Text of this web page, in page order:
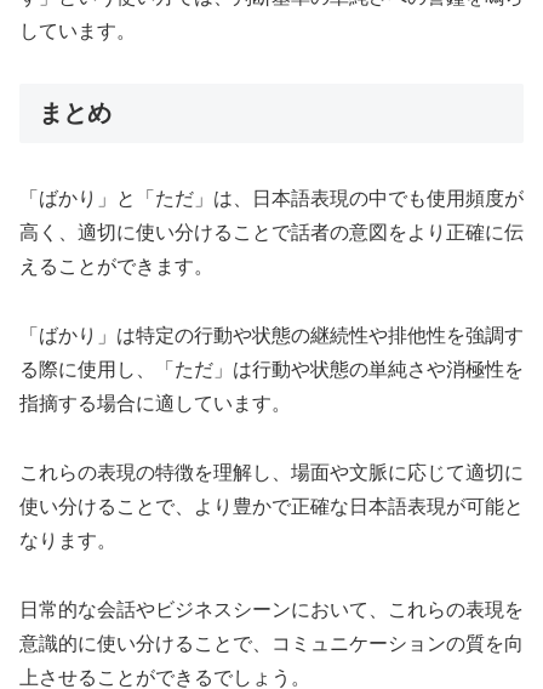
しています。
まとめ
「ばかり」と「ただ」は、日本語表現の中でも使用頻度が
高く、適切に使い分けることで話者の意図をより正確に伝
えることができます。
「ばかり」は特定の行動や状態の継続性や排他性を強調す
る際に使用し、「ただ」は行動や状態の単純さや消極性を
指摘する場合に適しています。
これらの表現の特徴を理解し、場面や文脈に応じて適切に
使い分けることで、より豊かで正確な日本語表現が可能と
なります。
日常的な会話やビジネスシーンにおいて、これらの表現を
意識的に使い分けることで、コミュニケーションの質を向
上させることができるでしょう。